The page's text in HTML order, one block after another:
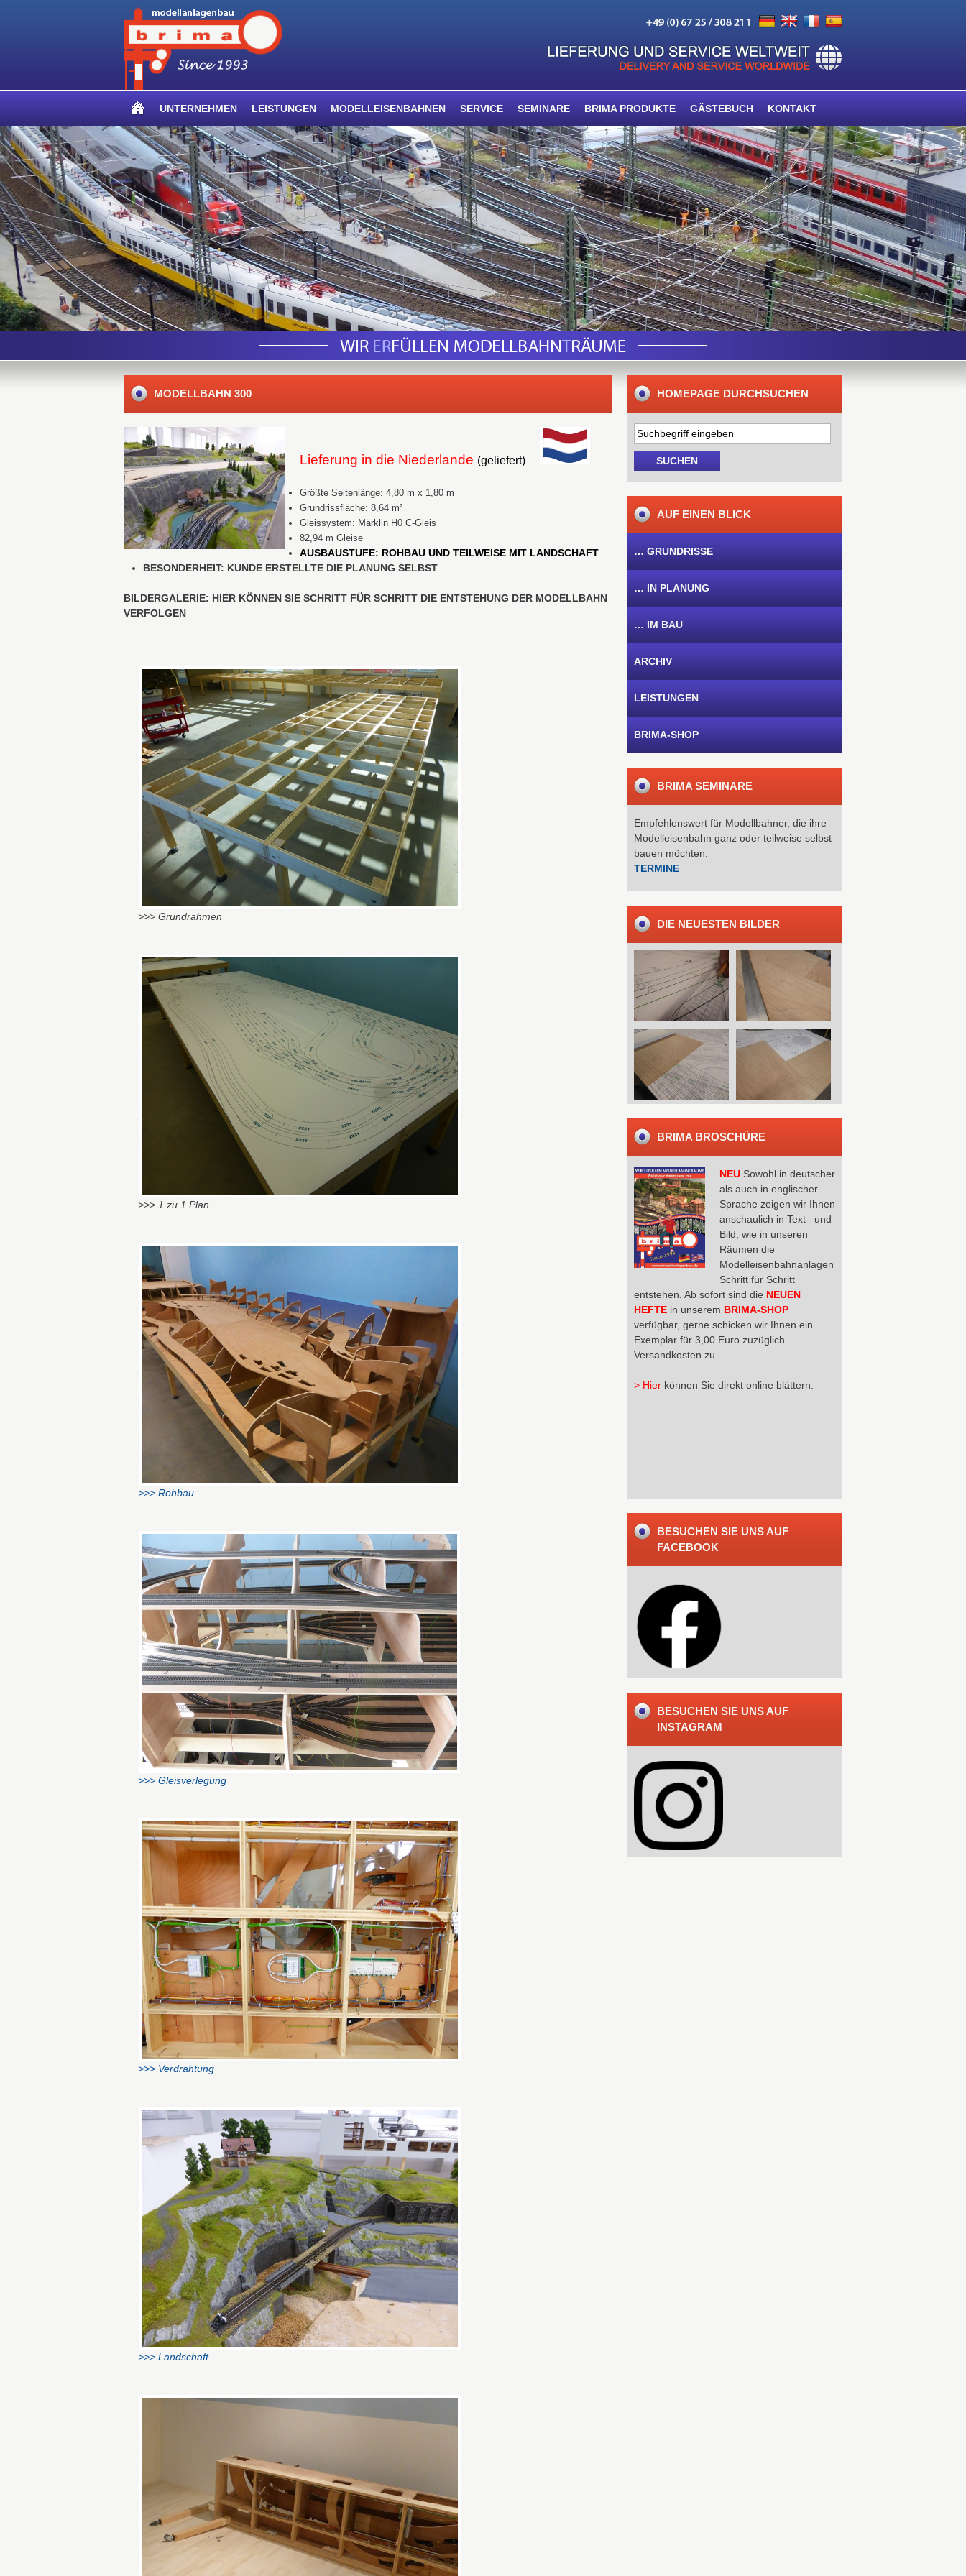
UNTERNEHMEN LEISTUNGEN MODELLEISENBAHNEN SERVICE SEMINARE BRIMA PRODUKTE GÄSTEBUCH KONTAKT
MODELLBAHN 300
Lieferung in die Niederlande (geliefert)
Größte Seitenlänge: 4,80 m x 1,80 m
Grundrissfläche: 8,64 m²
Gleissystem: Märklin H0 C-Gleis
82,94 m Gleise
AUSBAUSTUFE: ROHBAU UND TEILWEISE MIT LANDSCHAFT
BESONDERHEIT: KUNDE ERSTELLTE DIE PLANUNG SELBST
BILDERGALERIE: HIER KÖNNEN SIE SCHRITT FÜR SCHRITT DIE ENTSTEHUNG DER MODELLBAHN
VERFOLGEN
>>> Grundrahmen
>>> 1 zu 1 Plan
>>> Rohbau
>>> Gleisverlegung
>>> Verdrahtung
>>> Landschaft
HOMEPAGE DURCHSUCHEN
AUF EINEN BLICK
… GRUNDRISSE
… IN PLANUNG
… IM BAU
ARCHIV
LEISTUNGEN
BRIMA-SHOP
BRIMA SEMINARE
Empfehlenswert für Modellbahner, die ihre
Modelleisenbahn ganz oder teilweise selbst
bauen möchten.
TERMINE
DIE NEUESTEN BILDER
BRIMA BROSCHÜRE
NEU Sowohl in deutscher
als auch in englischer
Sprache zeigen wir Ihnen
anschaulich in Text und
Bild, wie in unseren
Räumen die
Modelleisenbahnanlagen
Schritt für Schritt
entstehen. Ab sofort sind die NEUEN
HEFTE in unserem BRIMA-SHOP
verfügbar, gerne schicken wir Ihnen ein
Exemplar für 3,00 Euro zuzüglich
Versandkosten zu.
> Hier können Sie direkt online blättern.
BESUCHEN SIE UNS AUF
FACEBOOK
BESUCHEN SIE UNS AUF
INSTAGRAM